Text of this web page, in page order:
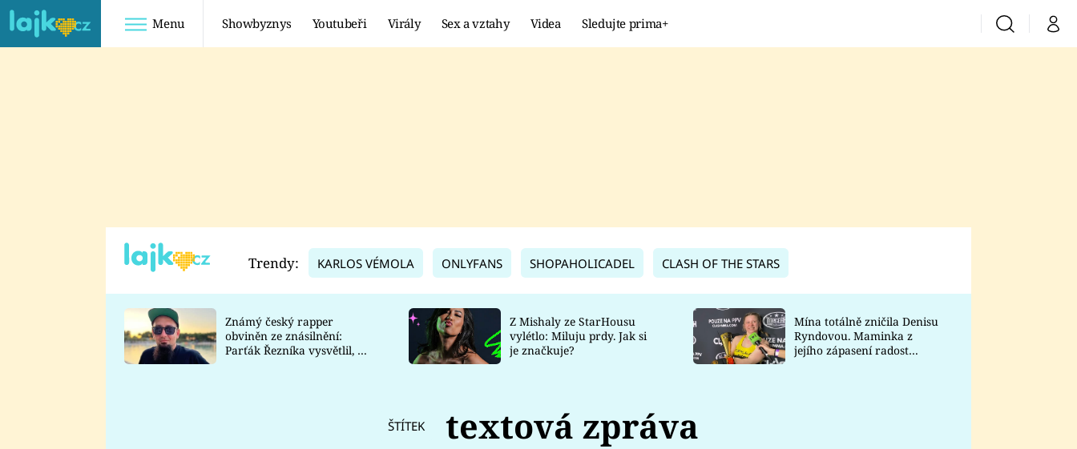
Menu Showbyznys Youtubeři Virály Sex a vztahy Videa Sledujte prima+ VyhledáváníMůj
TADEÁŠ KUBĚNKA
DATEL
Prima Lajk
Sledujte nás
Trendy: KARLOS VÉMOLA ONLYFANS SHOPAHOLICADEL CLASH OF THE STARS
Známý český rapper
obviněn ze znásilnění:
Parťák Řezníka vysvětlil, co
Z Mishaly ze StarHousu
vylétlo: Miluju prdy. Jak si
je značkuje?
Mína totálně zničila Denisu
Ryndovou. Maminka z
jejího zápasení radost
ŠTÍTEK textová zpráva